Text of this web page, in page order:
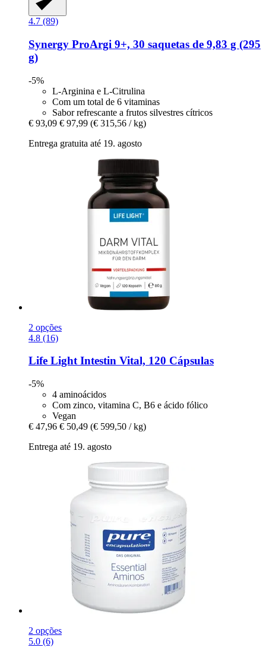
4.7 (89)
Synergy ProArgi 9+, 30 saquetas de 9,83 g (295
g)
-5%
L-Arginina e L-Citrulina
Com um total de 6 vitaminas
Sabor refrescante a frutos silvestres cítricos
€ 93,09 € 97,99 (€ 315,56 / kg)
Entrega gratuita até 19. agosto
2 opções
4.8 (16)
Life LightIntestin Vital, 120 Cápsulas
-5%
4 aminoácidos
Com zinco, vitamina C, B6 e ácido fólico
Vegan
€ 47,96 € 50,49 (€ 599,50 / kg)
Entrega até 19. agosto
2 opções
5.0 (6)